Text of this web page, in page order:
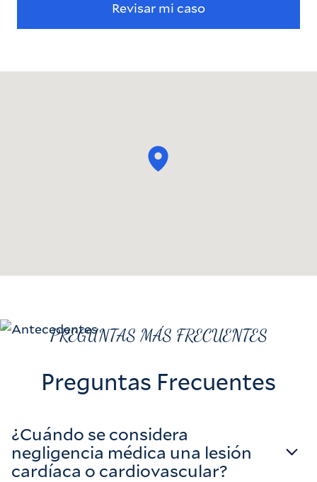
PREGUNTAS MÁS FRECUENTES
Preguntas Frecuentes
¿Cuándo se considera
negligencia médica una lesión
cardíaca o cardiovascular?